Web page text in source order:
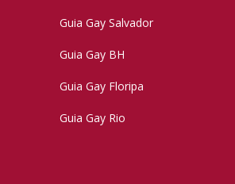
Guia Gay Salvador
Guia Gay BH
Guia Gay Floripa
Guia Gay Rio